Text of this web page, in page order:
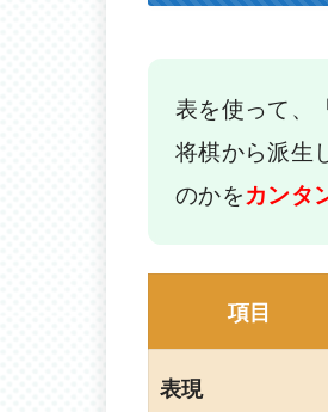
表を使って、
将棋から派生
のかをカンタ
項目
表現